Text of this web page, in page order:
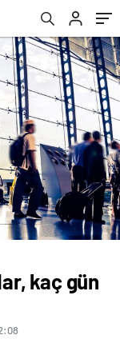
kaç gün